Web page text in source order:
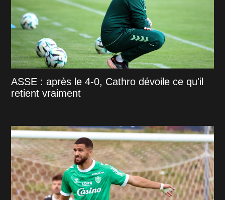
ASSE : après le 4-0, Cathro dévoile ce qu'il
retient vraiment